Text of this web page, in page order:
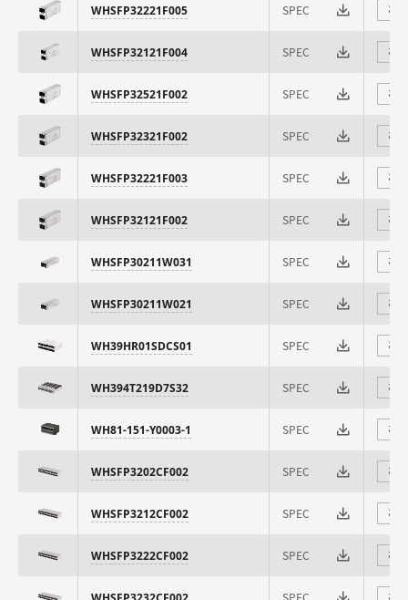
WHSFP32221F005 SPEC ⇄
WHSFP32121F004 SPEC ⇄
WHSFP32521F002 SPEC ⇄
WHSFP32321F002 SPEC ⇄
WHSFP32221F003 SPEC ⇄
WHSFP32121F002 SPEC ⇄
WHSFP30211W031 SPEC ⇄
WHSFP30211W021 SPEC ⇄
WH39HR01SDCS01 SPEC ⇄
WH394T219D7S32 SPEC ⇄
WH81-151-Y0003-1 SPEC ⇄
WHSFP3202CF002 SPEC ⇄
WHSFP3212CF002 SPEC ⇄
WHSFP3222CF002 SPEC ⇄
SPEC ⇄